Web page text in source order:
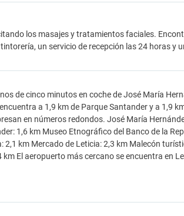
los masajes y tratamientos faciales.
un servicio de recepción las 24 horas y
de cinco minutos en coche de José María
a 1,9 km de Parque Santander y a 1,9
en números redondos. José María
1,6 km Museo Etnográfico del Banco de la
2,1 km Mercado de Leticia: 2,3 km Malecón
km El aeropuerto más cercano se encuentra en